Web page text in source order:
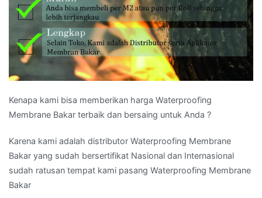
Kenapa kami bisa memberikan harga Waterproofing
Membrane Bakar terbaik dan bersaing untuk Anda ?
Karena kami adalah distributor Waterproofing Membrane
Bakar yang sudah bersertifikat Nasional dan Internasional
sudah ratusan tempat kami pasang Waterproofing Membrane
Bakar